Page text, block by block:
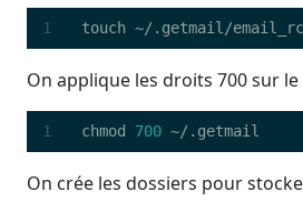
On applique les droits 700 sur le
chmod 700
On crée les dossiers pour